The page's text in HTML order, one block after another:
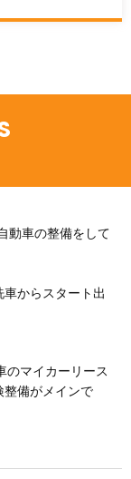
車の整備をして
車からスタート出
のマイカーリース
整備がメインで